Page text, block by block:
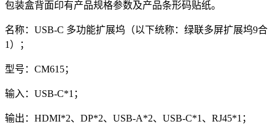
包装盒背面印有产品规格参数及产品条形码贴纸。
名称：USB-C 多功能扩展坞（以下统称：绿联多屏扩展坞9合
1）；
型号：CM615；
输入：USB-C*1；
输出：HDMI*2、DP*2、USB-A*2、USB-C*1、RJ45*1；